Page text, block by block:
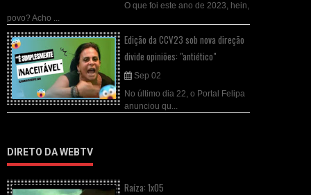
O que foi este ano de 2023, hein,
povo? Acho ...
Edição da CCV23 sob nova direção
divide opiniões: "antiético"
Sep 02
No último dia 22, o Portal Felipa
anunciou qu...
DIRETO DA WEBTV
Raíza: 1x05